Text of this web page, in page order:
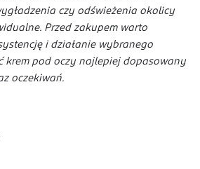
czy odświeżenia okolicy
Przed zakupem warto
i działanie wybranego
krem pod oczy najlepiej dopasowany
oczekiwań.